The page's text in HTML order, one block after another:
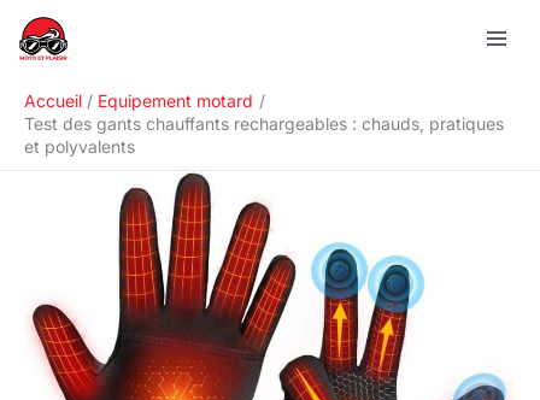
Accueil
Equipement motard
Test des gants chauffants rechargeables : chauds, pratiques
et polyvalents
R
e
h
e